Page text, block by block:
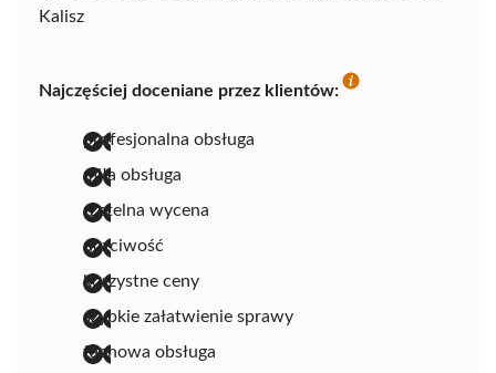
Kalisz
Najczęściej doceniane przez klientów:
profesjonalna obsługa
miła obsługa
rzetelna wycena
uczciwość
korzystne ceny
szybkie załatwienie sprawy
fachowa obsługa